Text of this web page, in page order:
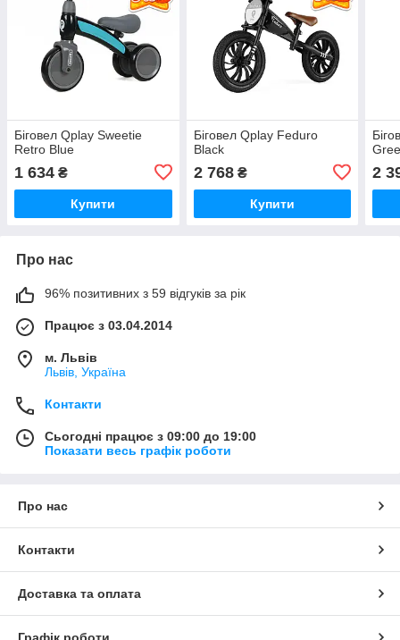
Біговел Qplay Sweetie
Retro Blue
1 634 ₴
Купити
Біговел Qplay Feduro
Black
2 768₴
Купити
2
Про нас
96% позитивних з 59 відгуків за рік
Працює з 03.04.2014
м. Львів
Львів, Україна
Контакти
Сьогодні працює з 09:00 до 19:00
Показати весь графік роботи
Про нас
Контакти
Доставка та оплата